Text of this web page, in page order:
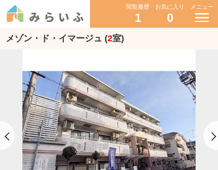
閲覧履歴
1
お気に入り
0
メニュー
メゾン・ド・イマージュ (2室)